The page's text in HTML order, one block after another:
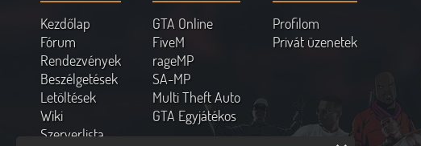
Kezdőlap
Fórum
Rendezvények
Beszélgetések
Letöltések
Wiki
Szerverlista
GTA Online
FiveM
rageMP
SA-MP
Multi Theft Auto
GTA Egyjátékos
Profilom
Privát üzenetek